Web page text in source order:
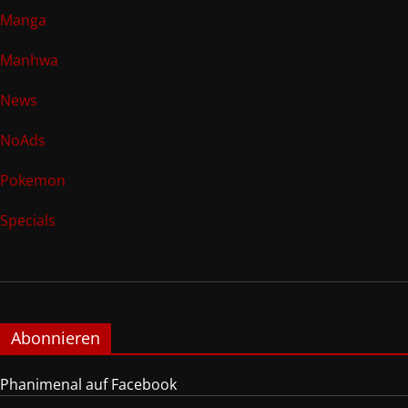
Manga
Manhwa
News
NoAds
Pokemon
Specials
Abonnieren
Phanimenal auf Facebook